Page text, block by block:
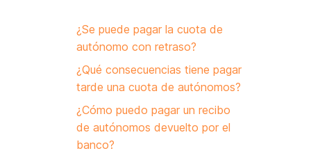
¿Se puede pagar la cuota de
autónomo con retraso?
¿Qué consecuencias tiene pagar
tarde una cuota de autónomos?
¿Cómo puedo pagar un recibo
de autónomos devuelto por el
banco?